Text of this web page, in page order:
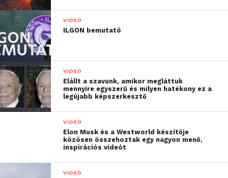
VIDEÓ
ILGON bemutató
VIDEÓ
Elállt a szavunk, amikor megláttuk
mennyire egyszerű és milyen hatékony ez a
legújabb képszerkesztő
VIDEÓ
Elon Musk és a Westworld készítője
közösen összehoztak egy nagyon menő,
inspirációs videót
VIDEÓ